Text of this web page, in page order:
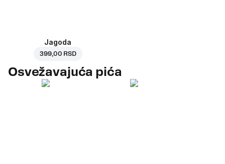
Jagoda
399,00 RSD
Osvežavajuća pića